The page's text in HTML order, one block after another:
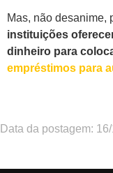
Mas, não desanime,
instituições
dinheiro para
empréstimos para
Data da postagem: